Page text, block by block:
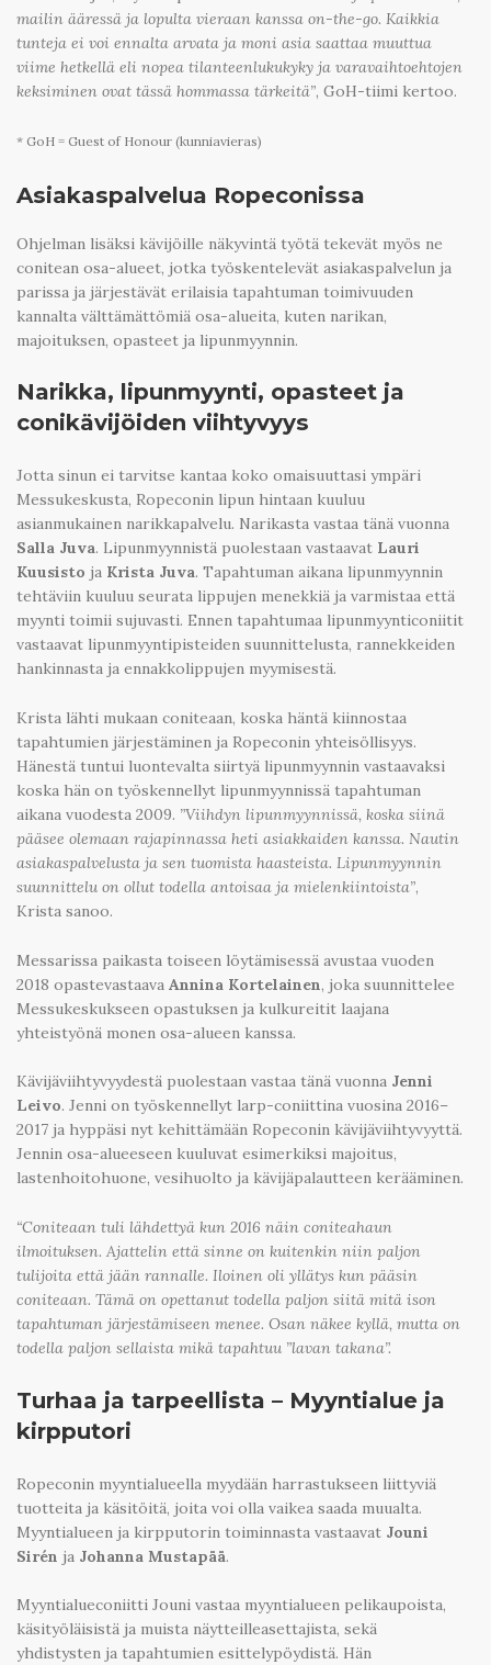
mailin ääressä ja lopulta vieraan kanssa on-the-go. Kaikkia
tunteja ei voi ennalta arvata ja moni asia saattaa muuttua
viime hetkellä eli nopea tilanteenlukukyky ja varavaihtoehtojen
keksiminen ovat tässä hommassa tärkeitä”, GoH-tiimi kertoo.
* GoH = Guest of Honour (kunniavieras)
Asiakaspalvelua Ropeconissa
Ohjelman lisäksi kävijöille näkyvintä työtä tekevät myös ne
conitean osa-alueet, jotka työskentelevät asiakaspalvelun ja
parissa ja järjestävät erilaisia tapahtuman toimivuuden
kannalta välttämättömiä osa-alueita, kuten narikan,
majoituksen, opasteet ja lipunmyynnin.
Narikka, lipunmyynti, opasteet ja
conikävijöiden viihtyvyys
Jotta sinun ei tarvitse kantaa koko omaisuuttasi ympäri
Messukeskusta, Ropeconin lipun hintaan kuuluu
asianmukainen narikkapalvelu. Narikasta vastaa tänä vuonna
Salla Juva. Lipunmyynnistä puolestaan vastaavat Lauri
Kuusisto ja Krista Juva. Tapahtuman aikana lipunmyynnin
tehtäviin kuuluu seurata lippujen menekkiä ja varmistaa että
myynti toimii sujuvasti. Ennen tapahtumaa lipunmyynticoniitit
vastaavat lipunmyyntipisteiden suunnittelusta, rannekkeiden
hankinnasta ja ennakkolippujen myymisestä.
Krista lähti mukaan coniteaan, koska häntä kiinnostaa
tapahtumien järjestäminen ja Ropeconin yhteisöllisyys.
Hänestä tuntui luontevalta siirtyä lipunmyynnin vastaavaksi
koska hän on työskennellyt lipunmyynnissä tapahtuman
aikana vuodesta 2009. ”Viihdyn lipunmyynnissä, koska siinä
pääsee olemaan rajapinnassa heti asiakkaiden kanssa. Nautin
asiakaspalvelusta ja sen tuomista haasteista. Lipunmyynnin
suunnittelu on ollut todella antoisaa ja mielenkiintoista”,
Krista sanoo.
Messarissa paikasta toiseen löytämisessä avustaa vuoden
2018 opastevastaava Annina Kortelainen, joka suunnittelee
Messukeskukseen opastuksen ja kulkureitit laajana
yhteistyönä monen osa-alueen kanssa.
Kävijäviihtyvyydestä puolestaan vastaa tänä vuonna Jenni
Leivo. Jenni on työskennellyt larp-coniittina vuosina 2016–
2017 ja hyppäsi nyt kehittämään Ropeconin kävijäviihtyvyyttä.
Jennin osa-alueeseen kuuluvat esimerkiksi majoitus,
lastenhoitohuone, vesihuolto ja kävijäpalautteen kerääminen.
“Coniteaan tuli lähdettyä kun 2016 näin coniteahaun
ilmoituksen. Ajattelin että sinne on kuitenkin niin paljon
tulijoita että jään rannalle. Iloinen oli yllätys kun pääsin
coniteaan. Tämä on opettanut todella paljon siitä mitä ison
tapahtuman järjestämiseen menee. Osan näkee kyllä, mutta on
todella paljon sellaista mikä tapahtuu ”lavan takana”.
Turhaa ja tarpeellista – Myyntialue ja
kirpputori
Ropeconin myyntialueella myydään harrastukseen liittyviä
tuotteita ja käsitöitä, joita voi olla vaikea saada muualta.
Myyntialueen ja kirpputorin toiminnasta vastaavat Jouni
Sirén ja Johanna Mustapää.
Myyntialueconiitti Jouni vastaa myyntialueen pelikaupoista,
käsityöläisistä ja muista näytteilleasettajista, sekä
yhdistysten ja tapahtumien esittelypöydistä. Hän